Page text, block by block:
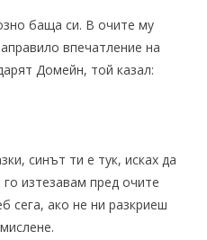
баща си. В очите му
впечатление на
Домейн, той казал:
синът ти е тук, исках да
изтезавам пред очите
сега, ако не ни разкриеш